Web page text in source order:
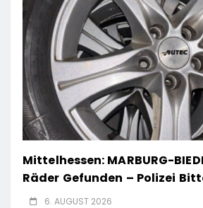
Mittelhessen: MARBURG-
Räder Gefunden – Polizei
6. AUGUST 2026